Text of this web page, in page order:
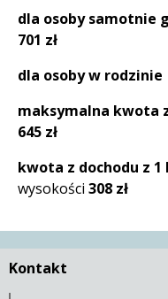
dla osoby samotnie
701 zł
dla osoby w rodzinie
maksymalna kwota
645 zł
kwota z dochodu z
wysokości 308 zł
Kontakt